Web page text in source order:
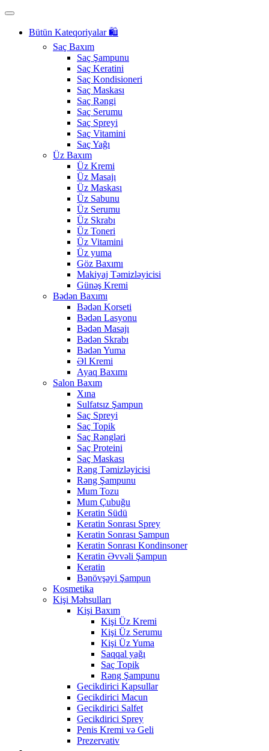
Bütün Kateqoriyalar 🛍️
Saç Baxım
Saç Şampunu
Saç Keratini
Saç Kondisioneri
Saç Maskası
Saç Rəngi
Saç Serumu
Saç Spreyi
Saç Vitamini
Saç Yağı
Üz Baxım
Üz Kremi
Üz Masajı
Üz Maskası
Üz Sabunu
Üz Serumu
Üz Skrabı
Üz Toneri
Üz Vitamini
Üz yuma
Göz Baxımı
Makiyaj Təmizləyicisi
Günəş Kremi
Bədən Baxımı
Bədən Korseti
Bədən Lasyonu
Bədən Masajı
Bədən Skrabı
Bədən Yuma
Əl Kremi
Ayaq Baxımı
Salon Baxım
Xına
Sulfatsız Şampun
Saç Spreyi
Saç Topik
Saç Rəngləri
Saç Proteini
Saç Maskası
Rəng Təmizləyicisi
Rəng Şampunu
Mum Tozu
Mum Çubuğu
Keratin Südü
Keratin Sonrası Sprey
Keratin Sonrası Şampun
Keratin Sonrası Kondinsoner
Keratin Əvvəli Şampun
Keratin
Bənövşəyi Şampun
Kosmetika
Kişi Məhsulları
Kişi Baxım
Kişi Üz Kremi
Kişi Üz Serumu
Kişi Üz Yuma
Saqqal yağı
Saç Topik
Rəng Şampunu
Gecikdirici Kapsullar
Gecikdirici Macun
Gecikdirici Salfet
Gecikdirici Sprey
Penis Kremi və Geli
Prezervativ